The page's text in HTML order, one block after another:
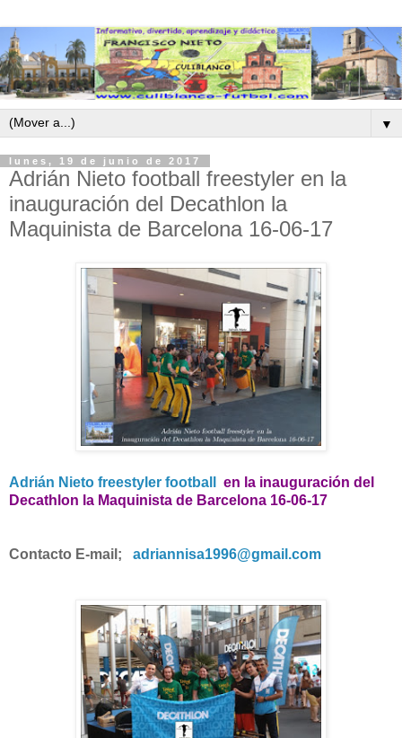
▼
lunes, 19 de junio de 2017
Adrián Nieto football freestyler en la
inauguración del Decathlon la
Maquinista de Barcelona 16-06-17
Adrián Nieto freestyler football
en la inauguración del
Decathlon la Maquinista de Barcelona 16-06-17
Contacto E-mail; adriannisa1996@gmail.com